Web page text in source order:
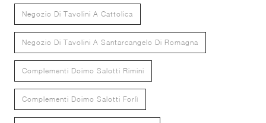
Negozio Di Tavolini A Cattolica
Negozio Di Tavolini A Santarcangelo Di Romagna
Complementi Doimo Salotti Rimini
Complementi Doimo Salotti Forlì